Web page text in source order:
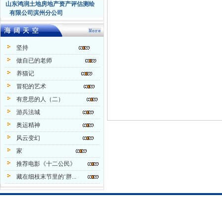
山东鸿润土地房地产资产评估测绘
有限公司滨州分公司
坚持
做自已的老师
养猫记
冒犯的艺术
有意思的人（二）
游兵法城
奥运精神
风云变幻
家
推荐电影《十二公民》
藏在细枝末节里的‘胖...